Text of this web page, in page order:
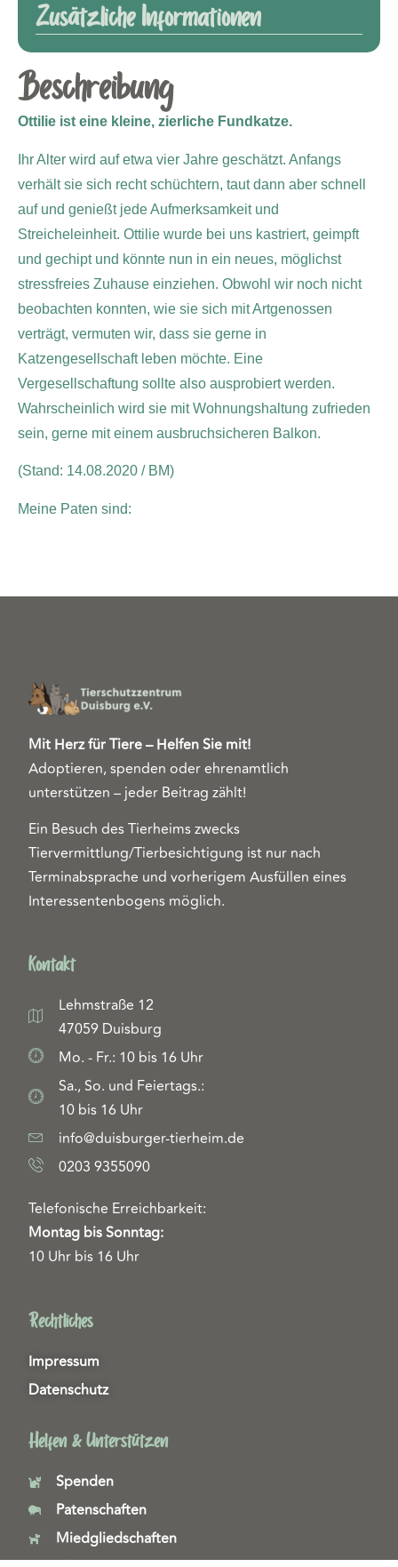
Zusätzliche Informationen
Beschreibung
Ottilie ist eine kleine, zierliche Fundkatze.
Ihr Alter wird auf etwa vier Jahre geschätzt. Anfangs
verhält sie sich recht schüchtern, taut dann aber schnell
auf und genießt jede Aufmerksamkeit und
Streicheleinheit. Ottilie wurde bei uns kastriert, geimpft
und gechipt und könnte nun in ein neues, möglichst
stressfreies Zuhause einziehen. Obwohl wir noch nicht
beobachten konnten, wie sie sich mit Artgenossen
verträgt, vermuten wir, dass sie gerne in
Katzengesellschaft leben möchte. Eine
Vergesellschaftung sollte also ausprobiert werden.
Wahrscheinlich wird sie mit Wohnungshaltung zufrieden
sein, gerne mit einem ausbruchsicheren Balkon.
(Stand: 14.08.2020 / BM)
Meine Paten sind:
Mit Herz für Tiere – Helfen Sie mit!
Adoptieren, spenden oder ehrenamtlich
unterstützen – jeder Beitrag zählt!
Ein Besuch des Tierheims zwecks
Tiervermittlung/Tierbesichtigung ist nur nach
Terminabsprache und vorherigem Ausfüllen eines
Interessentenbogens möglich.
Kontakt
Lehmstraße 12
47059 Duisburg
Mo. - Fr.: 10 bis 16 Uhr
Sa., So. und Feiertags.:
10 bis 16 Uhr
info@duisburger-tierheim.de
0203 9355090
Telefonische Erreichbarkeit:
Montag bis Sonntag:
10 Uhr bis 16 Uhr
Rechtliches
Impressum
Datenschutz
Helfen & Unterstützen
Spenden
Patenschaften
Miedgliedschaften